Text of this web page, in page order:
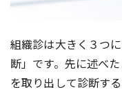
組織診は⼤きく３つ
断」です。先に述べ
を取り出して診断す